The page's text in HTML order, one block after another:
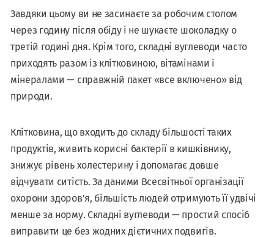
Завдяки цьому ви не засинаєте за робочим столом
через годину після обіду і не шукаєте шоколадку о
третій годині дня. Крім того, складні вуглеводи часто
приходять разом із клітковиною, вітамінами і
мінералами — справжній пакет «все включено» від
природи.
Клітковина, що входить до складу більшості таких
продуктів, живить корисні бактерії в кишківнику,
знижує рівень холестерину і допомагає довше
відчувати ситість. За даними Всесвітньої організації
охорони здоров’я, більшість людей отримують її удвічі
менше за норму. Складні вуглеводи — простий спосіб
виправити це без жодних дієтичних подвигів.